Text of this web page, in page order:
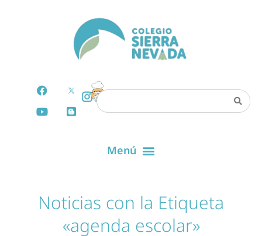
Noticias con la Etiqueta
«agenda escolar»